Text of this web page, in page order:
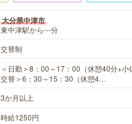
大分県中津市
東中津駅から---分
交替制
＜日勤＞8：00～17：00（休憩40分+
交替＞6：30～15：30（休憩4…
3か月以上
時給1250円